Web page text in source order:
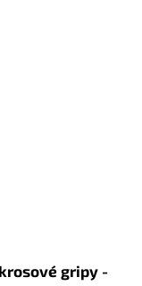
gripy -